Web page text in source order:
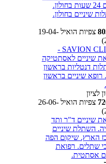
חירום 24 שעות בחולון.
שיניים בחולון.
צפיות הואיל 19-04-
SAVION CLINIC -
שיניים לאסתטיקה
דנטליות בראשון
רופא שיניים בראשון
לציון
צפיות הואיל 26-06-
שיניים ד"ר ותד
השתלת שיניים
הארץ. שיקום הפה
שתלים. רפואת
אסתטית.